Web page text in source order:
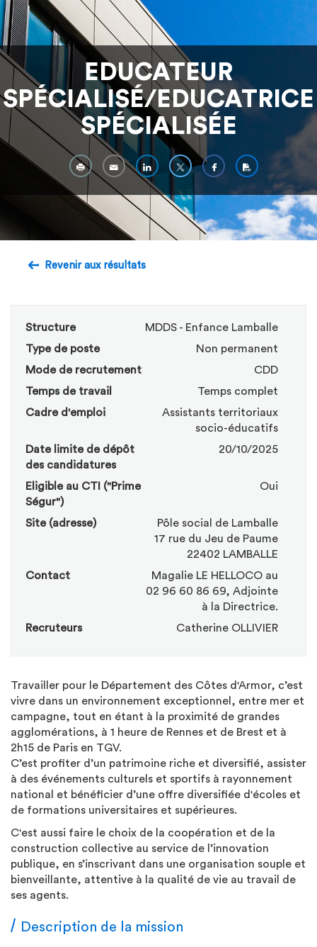
EDUCATEUR
SPÉCIALISÉ/EDUCATRICE
SPÉCIALISÉE
Revenir aux résultats
Structure
MDDS - Enfance Lamballe
Type de poste
Non permanent
Mode de recrutement
CDD
Temps de travail
Temps complet
Cadre d'emploi
Assistants territoriaux
socio-éducatifs
Date limite de dépôt
des candidatures
20/10/2025
Eligible au CTI ("Prime
Ségur")
Oui
Site (adresse)
Pôle social de Lamballe
17 rue du Jeu de Paume
22402 LAMBALLE
Contact
Magalie LE HELLOCO au
02 96 60 86 69, Adjointe
à la Directrice.
Recruteurs
Catherine OLLIVIER
Travailler pour le Département des Côtes d'Armor, c’est
vivre dans un environnement exceptionnel, entre mer et
campagne, tout en étant à la proximité de grandes
agglomérations, à 1 heure de Rennes et de Brest et à
2h15 de Paris en TGV.
C’est profiter d’un patrimoine riche et diversifié, assister
à des événements culturels et sportifs à rayonnement
national et bénéficier d’une offre diversifiée d'écoles et
de formations universitaires et supérieures.
C'est aussi faire le choix de la coopération et de la
construction collective au service de l’innovation
publique, en s’inscrivant dans une organisation souple et
bienveillante, attentive à la qualité de vie au travail de
ses agents.
Description de la mission